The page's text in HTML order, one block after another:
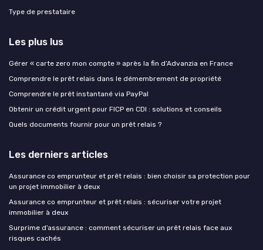
Type de prestataire
Les plus lus
Gérer « carte zero mon compte » après la fin d’Advanzia en France
Comprendre le prêt relais dans le démembrement de propriété
Comprendre le prêt instantané via PayPal
Obtenir un crédit urgent pour FICP en CDI : solutions et conseils
Quels documents fournir pour un prêt relais ?
Les derniers articles
Assurance co emprunteur et prêt relais : bien choisir sa protection pour
un projet immobilier à deux
Assurance co emprunteur et prêt relais : sécuriser votre projet
immobilier à deux
Surprime d’assurance : comment sécuriser un prêt relais face aux
risques cachés